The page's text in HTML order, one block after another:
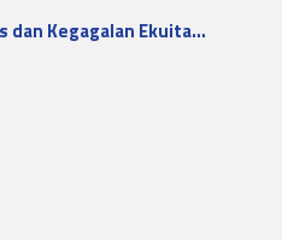
dan Kegagalan Ekuita…